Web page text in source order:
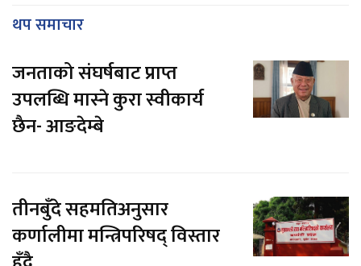
थप समाचार
जनताको संघर्षबाट प्राप्त
उपलब्धि मास्ने कुरा स्वीकार्य
छैन- आङदेम्बे
तीनबुँदे सहमतिअनुसार
कर्णालीमा मन्त्रिपरिषद् विस्तार